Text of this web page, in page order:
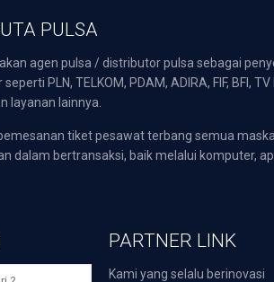
PULSA
agen pulsa / distributor pulsa sebagai
seperti PLN, TELKOM, PDAM, ADIRA, FIF,
layanan lainnya.
tiket pesawat terbang semua
dalam bertransaksi, baik melalui komputer,
PARTNER LINK
Kami yang selalu berinovasi